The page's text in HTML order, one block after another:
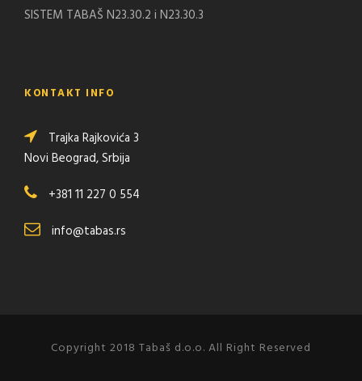
SISTEM TABAŠ N23.30.2 i N23.30.3
KONTAKT INFO
Trajka Rajkovića 3
Novi Beograd, Srbija
+381 11 227 0 554
info@tabas.rs
Copyright 2018 Tabaš d.o.o. All Right Reserved